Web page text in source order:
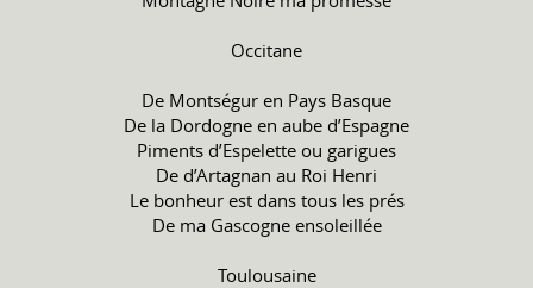
Occitane
De Montségur en Pays Basque
De la Dordogne en aube d’Espagne
Piments d’Espelette ou garigues
De d’Artagnan au Roi Henri
Le bonheur est dans tous les prés
De ma Gascogne ensoleillée
Toulousaine